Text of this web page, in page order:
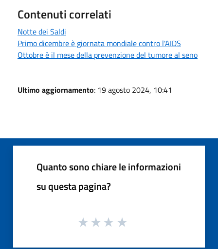
Contenuti correlati
Notte dei Saldi
Primo dicembre è giornata mondiale contro l'AIDS
Ottobre è il mese della prevenzione del tumore al seno
Ultimo aggiornamento: 19 agosto 2024, 10:41
Quanto sono chiare le informazioni
su questa pagina?